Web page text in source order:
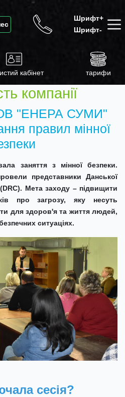
Шрифт+
Шрифт-
кабінет тарифи
компанії
"ЕНЕРА СУМИ"
правил мінної
заняття з мінної безпеки.
представники Данської
Мета заходу – підвищити
про загрозу, яку несуть
для здоров'я та життя людей,
ситуаціях.
сесія?